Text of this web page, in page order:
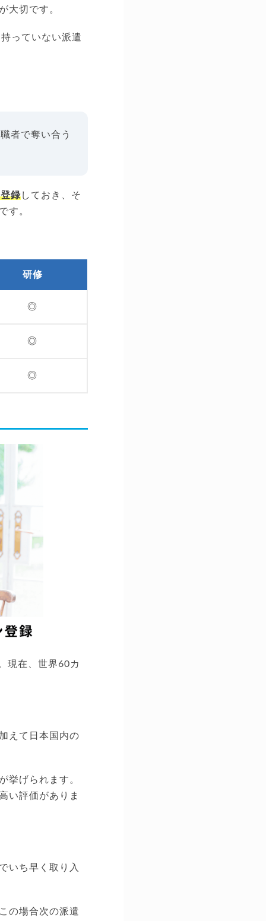
大切です。
っていない派遣
者で奪い合う
録しておき、そ
す。
研修
◎
◎
◎
現在、世界60カ
えて日本国内の
挙げられます。
い評価がありま
いち早く取り入
の場合次の派遣